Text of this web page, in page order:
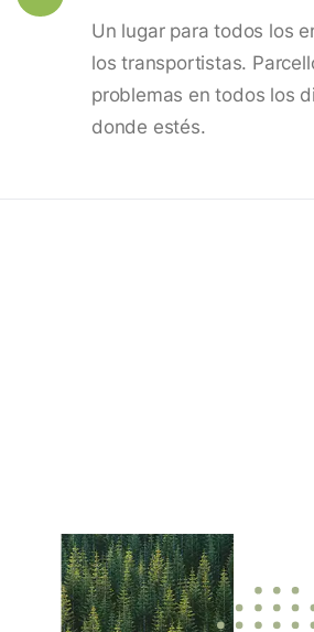
Un lugar para todos los
los transportistas.
problemas en todos los
donde estés.